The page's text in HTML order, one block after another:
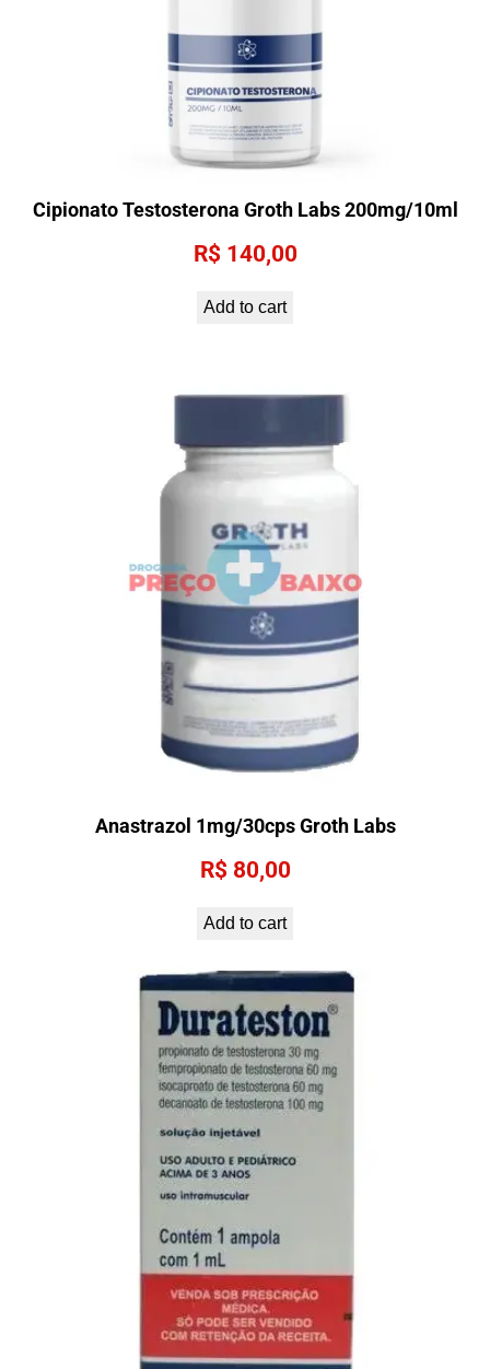
Cipionato Testosterona Groth Labs 200mg/10ml
R$ 140,00
Add to cart
Anastrazol 1mg/30cps Groth Labs
R$ 80,00
Add to cart